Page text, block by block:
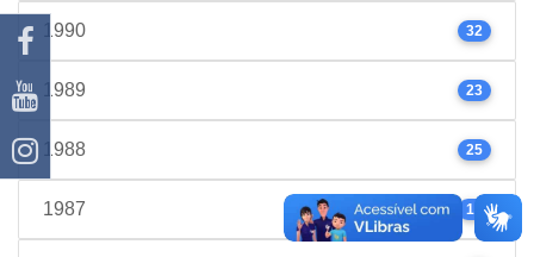
1990 32
1989 23
1988 25
1987 17